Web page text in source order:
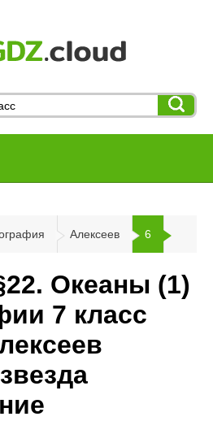
Алексеев 6
Океаны (1)
7 класс